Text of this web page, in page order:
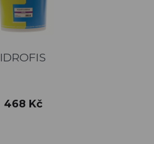
IDROFIS
Cena
468 Kč